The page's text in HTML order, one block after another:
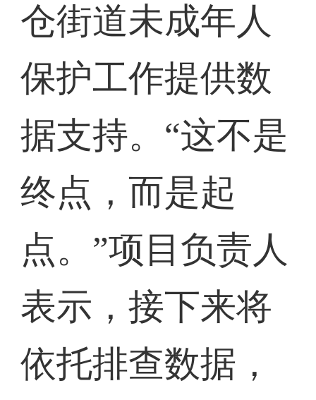
仓街道未成年人
保护工作提供数
据支持。“这不是
终点，而是起
点。”项目负责人
表示，接下来将
依托排查数据，